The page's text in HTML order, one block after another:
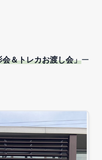
＆トレカお渡し会」ー